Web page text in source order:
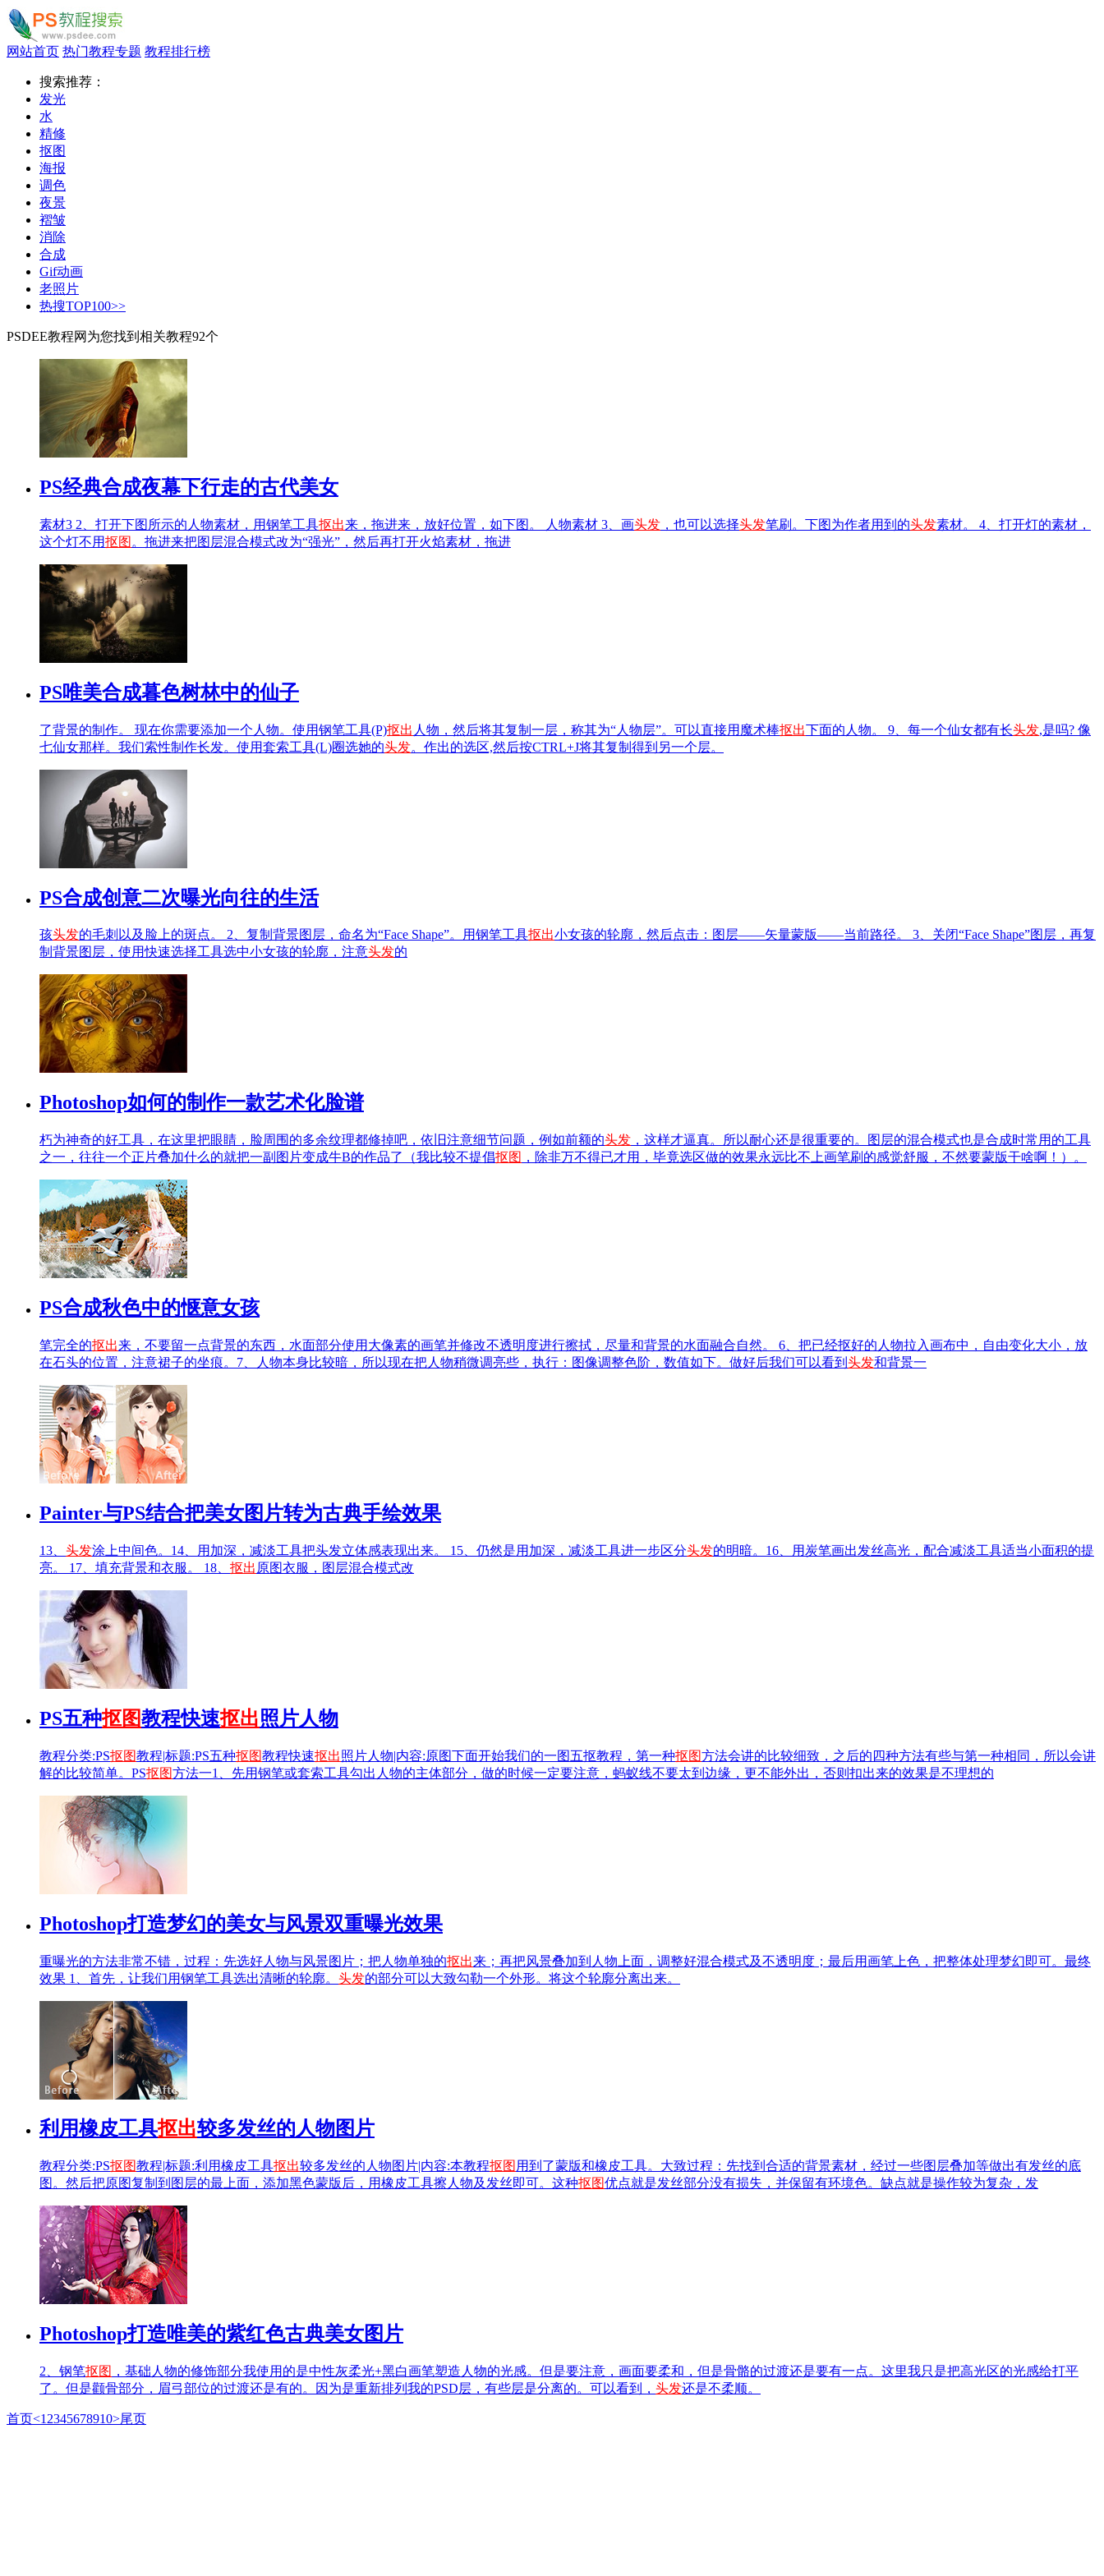
网站首页 热门教程专题 教程排行榜
搜索推荐：
发光
水
精修
抠图
海报
调色
夜景
褶皱
消除
合成
Gif动画
老照片
热搜TOP100>>
PSDEE教程网为您找到相关教程92个
PS经典合成夜幕下行走的古代美女
素材3 2、打开下图所示的人物素材，用钢笔工具抠出来，拖进来，放好位置，如下图。 人物素材 3、画头发 ，也可以选择头发笔刷。下图为作者用到的头发素材。 4、打开灯的素材，
这个灯不用抠图 。拖进来把图层混合模式改为“强光”，然后再打开火焰素材，拖进
PS唯美合成暮色树林中的仙子
了背景的制作。 现在你需要添加一个人物。使用钢笔工具(P)抠出 人物，然后将其复制一层，称其为“人物层”。可以直接用魔术棒抠出下面的人物。 9、每一个仙女都有长头发,是吗? 像
七仙女那样。我们索性制作长发。使用套索工具(L)圈选她的头发。作出的选区,然后按CTRL+J将其复制得到另一个层。
PS合成创意二次曝光向往的生活
孩头发的毛刺以及脸上的斑点。 2、复制背景图层，命名为“Face Shape”。用钢笔工具抠出小女孩的轮廓，然后点击：图层——矢量蒙版——当前路径。 3、关闭“Face Shape”图层，再复
制背景图层，使用快速选择工具选中小女孩的轮廓，注意头发的
Photoshop如何的制作一款艺术化脸谱
朽为神奇的好工具，在这里把眼睛，脸周围的多余纹理都修掉吧，依旧注意细节问题，例如前额的头发 ，这样才逼真。所以耐心还是很重要的。图层的混合模式也是合成时常用的工具
之一，往往一个正片叠加什么的就把一副图片变成牛B的作品了（我比较不提倡抠图 ，除非万不得已才用，毕竟选区做的效果永远比不上画笔刷的感觉舒服，不然要蒙版干啥啊！）。
PS合成秋色中的惬意女孩
笔完全的抠出来，不要留一点背景的东西，水面部分使用大像素的画笔并修改不透明度进行擦拭，尽量和背景的水面融合自然。 6、把已经抠好的人物拉入画布中，自由变化大小，放
在石头的位置，注意裙子的坐痕。7、人物本身比较暗，所以现在把人物稍微调亮些，执行：图像调整色阶，数值如下。做好后我们可以看到 头发和背景一
Painter与PS结合把美女图片转为古典手绘效果
13、 头发涂上中间色。14、用加深，减淡工具把头发立体感表现出来。 15、仍然是用加深，减淡工具进一步区分头发的明暗。16、用炭笔画出发丝高光，配合减淡工具适当小面积的提
亮。 17、填充背景和衣服。 18、 抠出 原图衣服，图层混合模式改
PS五种抠图教程快速抠出照片人物
教程分类:PS抠图教程|标题:PS五种抠图教程快速抠出照片人物|内容:原图下面开始我们的一图五抠教程，第一种抠图方法会讲的比较细致，之后的四种方法有些与第一种相同，所以会讲
解的比较简单。PS抠图方法一1、先用钢笔或套索工具勾出人物的主体部分，做的时候一定要注意，蚂蚁线不要太到边缘，更不能外出，否则扣出来的效果是不理想的
Photoshop打造梦幻的美女与风景双重曝光效果
重曝光的方法非常不错，过程：先选好人物与风景图片；把人物单独的抠出来；再把风景叠加到人物上面，调整好混合模式及不透明度；最后用画笔上色，把整体处理梦幻即可。最终
效果 1、首先，让我们用钢笔工具选出清晰的轮廓。 头发的部分可以大致勾勒一个外形。将这个轮廓分离出来。
利用橡皮工具抠出较多发丝的人物图片
教程分类:PS抠图教程|标题:利用橡皮工具抠出较多发丝的人物图片|内容:本教程抠图 用到了蒙版和橡皮工具。大致过程：先找到合适的背景素材，经过一些图层叠加等做出有发丝的底
图。然后把原图复制到图层的最上面，添加黑色蒙版后，用橡皮工具擦人物及发丝即可。这种抠图优点就是发丝部分没有损失，并保留有环境色。缺点就是操作较为复杂，发
Photoshop打造唯美的紫红色古典美女图片
2、钢笔抠图 ，基础人物的修饰部分我使用的是中性灰柔光+黑白画笔塑造人物的光感。但是要注意，画面要柔和，但是骨骼的过渡还是要有一点。这里我只是把高光区的光感给打平
了。但是颧骨部分，眉弓部位的过渡还是有的。因为是重新排列我的PSD层，有些层是分离的。可以看到， 头发还是不柔顺。
首页<1 2345678910>尾页